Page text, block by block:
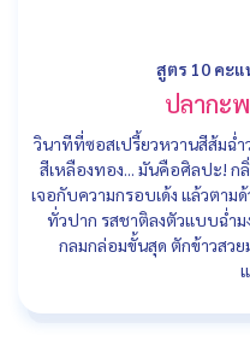
สูตร 10 คะแ
ปลากะ
วินาทีที่ซอสเปรี้ยวหวานสีส้มฉ่
สีเหลืองทอง... มันคือศิลปะ! ก
เจอกับความกรอบเด้ง แล้วตาม
ทั่วปาก รสชาติลงตัวแบบฉ่ำม
กลมกล่อมขั้นสุด ตักข้าวสวย